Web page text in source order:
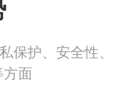
保护、安全性、
面